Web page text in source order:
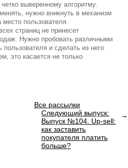
четко выверенному алгоритму.
нужно вникнуть в механизм
место пользователя.
страниц не принесет
Нужно пробовать различными
и сделать из него
это касается не только
Все рассылки
Следующий выпуск:
Выпуск №104. Up-sell:
как заставить
покупателя платить
больше?